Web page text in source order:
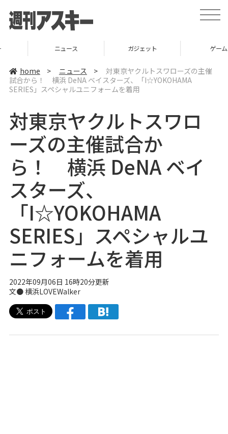
t
o
e
a
v
ガジェット
home > ニュース >
対東京ヤクルトスワローズの主催
試合から！ 横浜 DeNA ベイスターズ、「I☆YOKOHAMA
SERIES」スペシャルユニフォームを着用
対東京ヤクルトスワロ
ーズの主催試合か
ら！ 横浜 DeNA ベイ
スターズ、
「I☆YOKOHAMA
SERIES」スペシャルユ
ニフォームを着用
2022年09月06日 16時20分更新
文● 横浜LOVEWalker